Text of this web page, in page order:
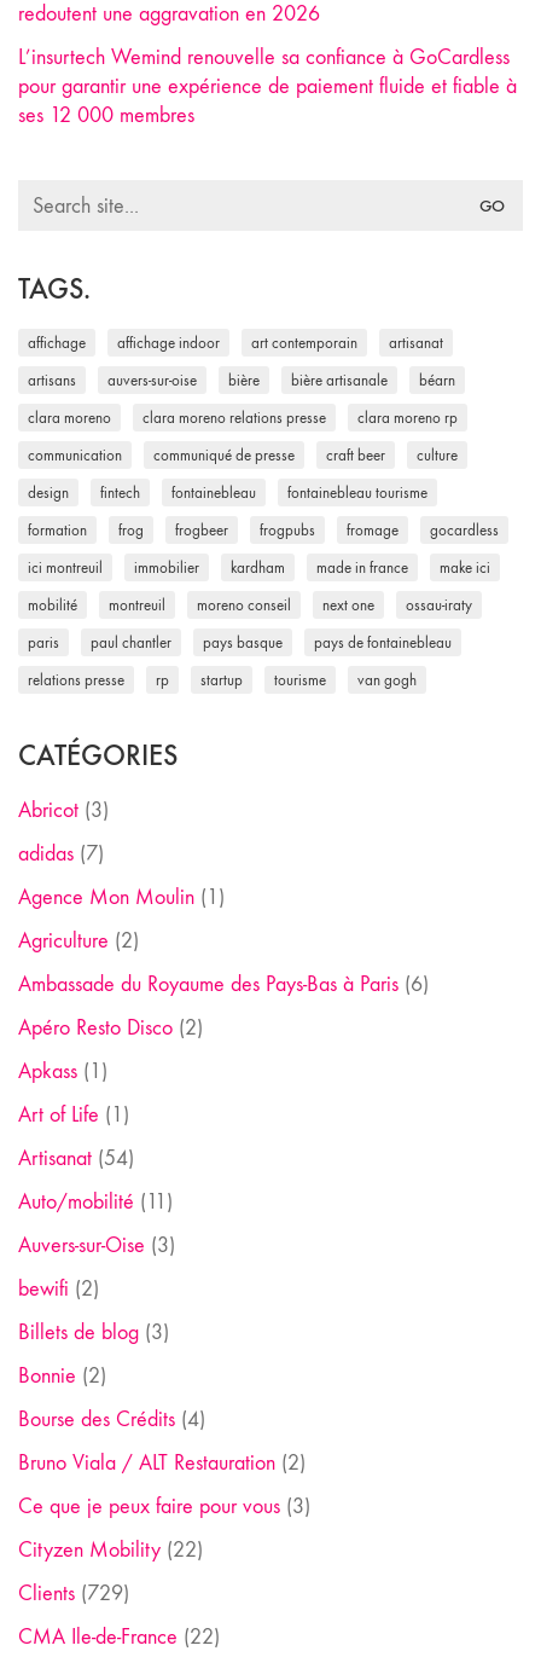
redoutent une aggravation en 2026
L’insurtech Wemind renouvelle sa confiance à GoCardless
pour garantir une expérience de paiement fluide et fiable à
ses 12 000 membres
Search
TAGS.
affichage affichage indoor art contemporain artisanat
artisans auvers-sur-oise bière bière artisanale béarn
clara moreno clara moreno relations presse clara moreno rp
communication communiqué de presse craft beer culture
design fintech fontainebleau fontainebleau tourisme
formation frog frogbeer frogpubs fromage gocardless
ici montreuil immobilier kardham made in france make ici
mobilité montreuil moreno conseil next one ossau-iraty
paris paul chantler pays basque pays de fontainebleau
relations presse rp startup tourisme van gogh
CATÉGORIES
Abricot (3)
adidas (7)
Agence Mon Moulin (1)
Agriculture (2)
Ambassade du Royaume des Pays-Bas à Paris (6)
Apéro Resto Disco (2)
Apkass (1)
Art of Life (1)
Artisanat (54)
Auto/mobilité (11)
Auvers-sur-Oise (3)
bewifi (2)
Billets de blog (3)
Bonnie (2)
Bourse des Crédits (4)
Bruno Viala / ALT Restauration (2)
Ce que je peux faire pour vous (3)
Cityzen Mobility (22)
Clients (729)
CMA Ile-de-France (22)